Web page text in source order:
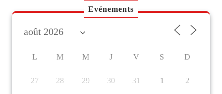
Evénements
L M M J V S D
27 28 29 30 31 1 2